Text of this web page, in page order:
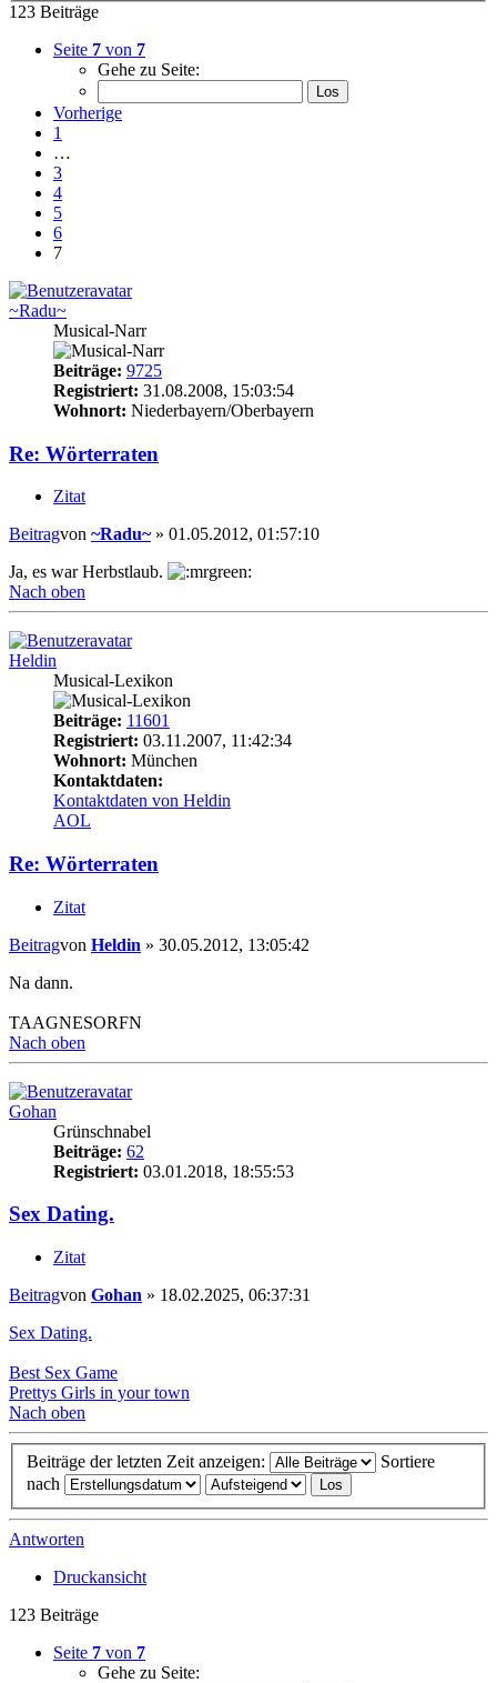
123 Beiträge
Seite 7 von 7
Gehe zu Seite:
Vorherige
1
…
3
4
5
6
7
~Radu~
Musical-Narr
Beiträge: 9725
Registriert: 31.08.2008, 15:03:54
Wohnort: Niederbayern/Oberbayern
Re: Wörterraten
Zitat
Beitragvon ~Radu~» 01.05.2012, 01:57:10
Ja, es war Herbstlaub.
Nach oben
Heldin
Musical-Lexikon
Beiträge: 11601
Registriert: 03.11.2007, 11:42:34
Wohnort: München
Kontaktdaten:
Kontaktdaten von Heldin
AOL
Re: Wörterraten
Zitat
Beitragvon Heldin » 30.05.2012, 13:05:42
Na dann.
TAAGNESORFN
Nach oben
Gohan
Grünschnabel
Beiträge: 62
Registriert: 03.01.2018, 18:55:53
Sex Dating.
Zitat
Beitragvon Gohan » 18.02.2025, 06:37:31
Sex Dating.
Best Sex Game
Prettys Girls in your town
Nach oben
Beiträge der letzten Zeit anzeigen:
Sortiere
nach
Antworten
Druckansicht
123 Beiträge
Seite 7 von 7
Gehe zu Seite: